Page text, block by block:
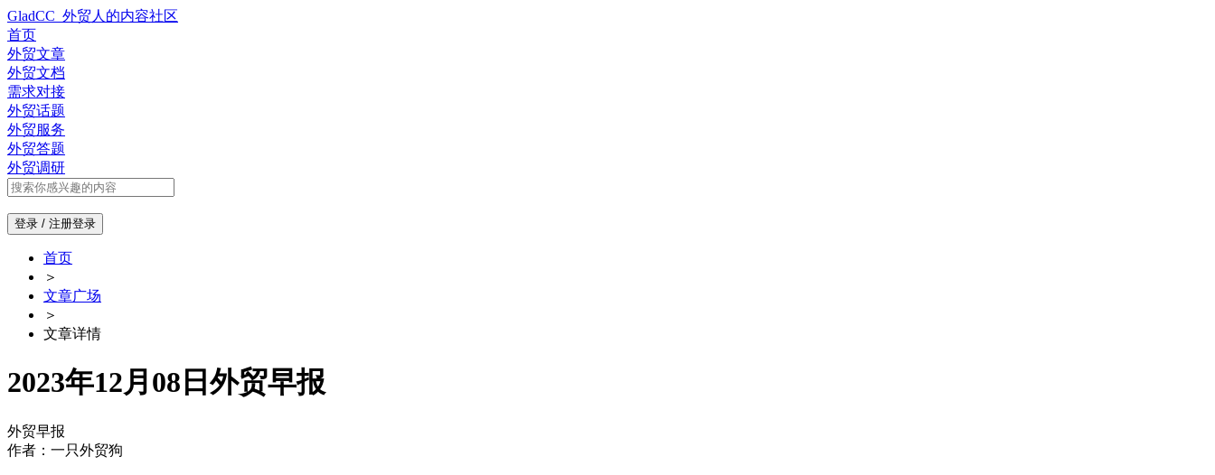
GladCC_外贸人的内容社区
首页
外贸文章
外贸文档
需求对接
外贸话题
外贸服务
外贸答题
外贸调研
登录 / 注册登录
首页
＞
文章广场
＞
文章详情
2023年12月08日外贸早报
外贸早报
作者：一只外贸狗